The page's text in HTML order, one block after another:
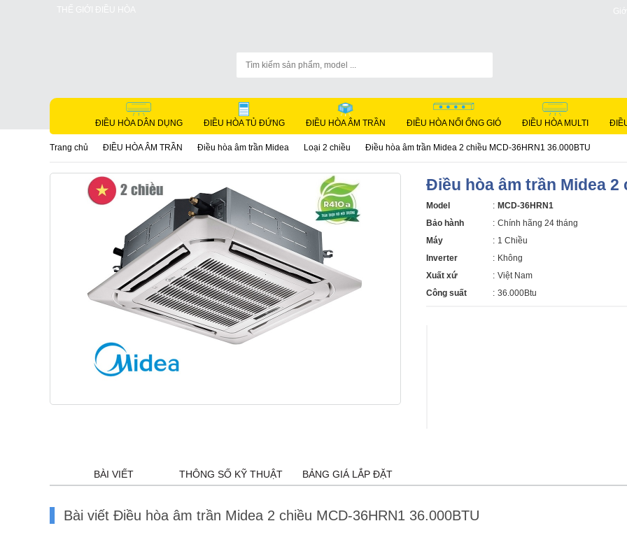
THẾ GIỚI ĐIỀU HÒA
ĐIỀU HÒA DÂN DỤNG ĐIỀU HÒA TỦ ĐỨNG ĐIỀU HÒA ÂM TRẦN ĐIỀU HÒA NỐI ỐNG GIÓ ĐIỀU HÒA MULTI
Trang chủ ĐIỀU HÒA ÂM TRẦN Điều hòa âm trần Midea Loại 2 chiều Điều hòa âm trần Midea 2 chiều MCD-36HRN1 36.000BTU
Điều hòa âm trần Midea 2
Model : MCD-36HRN1
Bảo hành
: Chính hãng 24 tháng
Máy
: 1 Chiều
Inverter
: Không
Xuất xứ
: Việt Nam
Công suất
: 36.000Btu
BÀI VIẾT THÔNG SỐ KỸ THUẬT BẢNG GIÁ LẮP ĐẶT
Bài viết Điều hòa âm trần Midea 2 chiều MCD-36HRN1 36.000BTU